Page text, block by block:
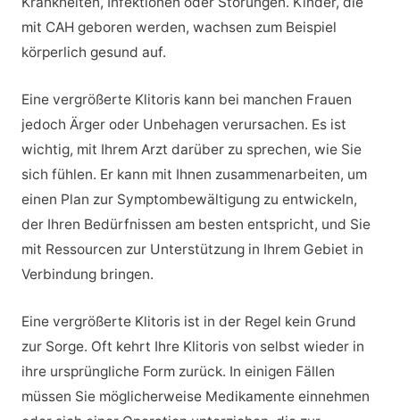
mit CAH geboren werden, wachsen zum Beispiel
körperlich gesund auf.
Eine vergrößerte Klitoris kann bei manchen Frauen
jedoch Ärger oder Unbehagen verursachen. Es ist
wichtig, mit Ihrem Arzt darüber zu sprechen, wie Sie
sich fühlen. Er kann mit Ihnen zusammenarbeiten, um
einen Plan zur Symptombewältigung zu entwickeln,
der Ihren Bedürfnissen am besten entspricht, und Sie
mit Ressourcen zur Unterstützung in Ihrem Gebiet in
Verbindung bringen.
Eine vergrößerte Klitoris ist in der Regel kein Grund
zur Sorge. Oft kehrt Ihre Klitoris von selbst wieder in
ihre ursprüngliche Form zurück. In einigen Fällen
müssen Sie möglicherweise Medikamente einnehmen